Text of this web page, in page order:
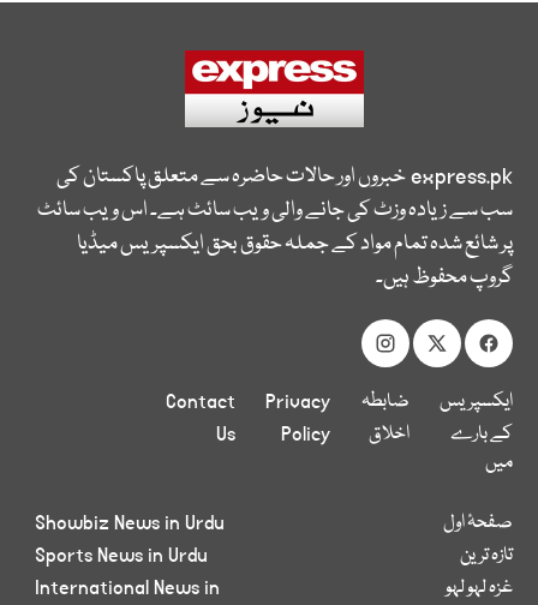
express.pkخبروں اور حالات حاضرہ سے متعلق پاکستان کی
سب سے زیادہ وزٹ کی جانے والی ویب سائٹ ہے۔ اس ویب سائٹ
پر شائع شدہ تمام مواد کے جملہ حقوق بحق ایکسپریس میڈیا
گروپ محفوظ ہیں۔
ایکسپریس
کے بارے
میں
ضابطہ
اخلاق
Privacy
Policy
Contact
Us
صفحۂ اول
تازہ ترین
غزہ لہو لہو
Showbiz News in Urdu
Sports News in Urdu
International News in